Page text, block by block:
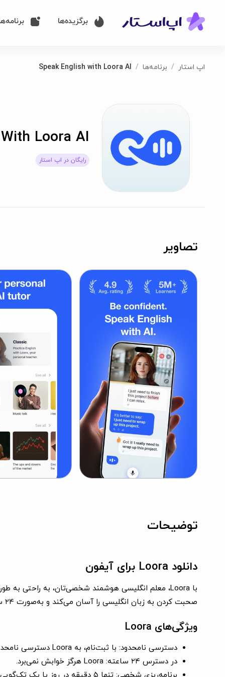
برگزیده‌ها
اپ استار برنامه‌ها Speak English with Loora AI
Loora AI
رایگان در اپ استار
تصاویر
توضیحات
دانلود Loora برای آیفون
صحبت کردن به زبان انگلیسی را آسان می‌کند و به‌صورت ۲۴ ساعته، هر روز هفته، در دسترس است.
ویژگی‌های Loora
دسترسی نامحدود: با ثبت‌نام، به Loora دسترسی نامحدود خواهید داشت. یک اشتراک یک‌ماهه با Loora کمتر از یک درس عادی با معلم کارشناسی هزینه دارد!
در دسترس ۲۴ ساعته: